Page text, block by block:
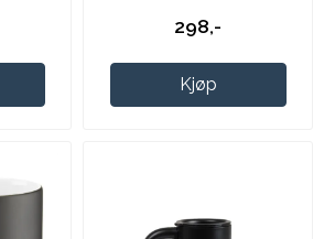
298,-
Kjøp